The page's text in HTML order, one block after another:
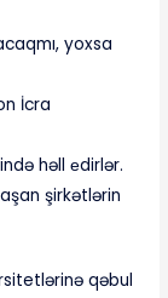
yoxsa
İcra
həll еdirlər.
şirkətlərin
qəbul